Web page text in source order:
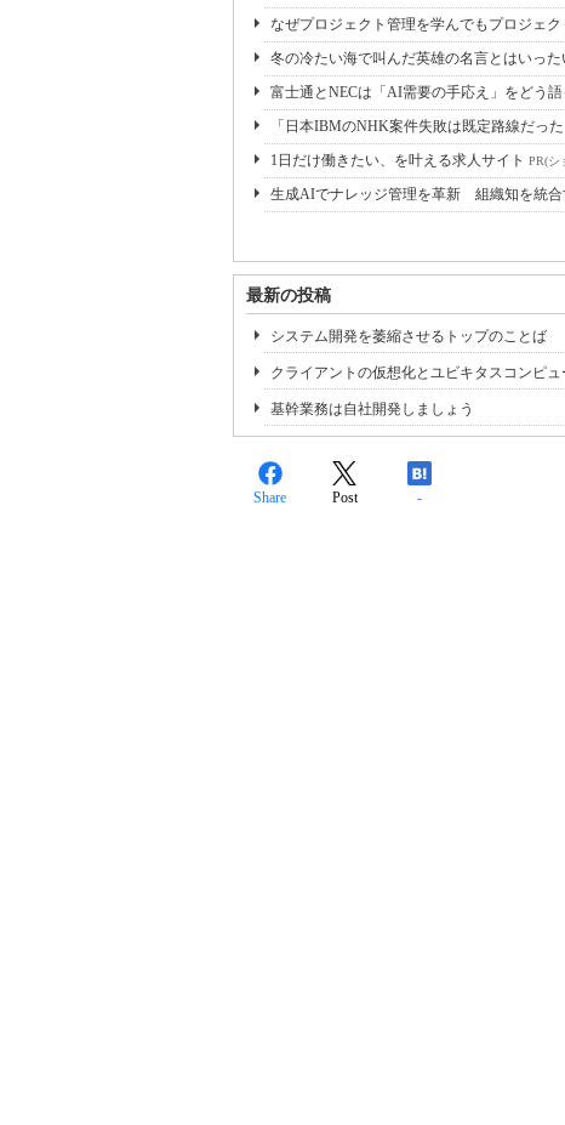
なぜプロジェクト管理を学んでもプロジェ
冬の冷たい海で叫んだ英雄の名言とはいっ
富士通とNECは「AI需要の手応え」をどう
「日本IBMのNHK案件失敗は既定路線だっ
1日だけ働きたい、を叶える求人サイト PR(シ
生成AIでナレッジ管理を革新 組織知を統合
最新の投稿
システム開発を萎縮させるトップのことば
クライアントの仮想化とユビキタスコンピ
基幹業務は自社開発しましょう
Share Post -